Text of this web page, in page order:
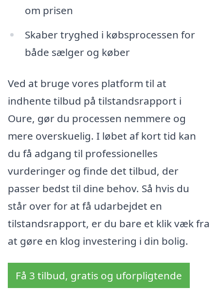
om prisen
Skaber tryghed i købsprocessen for
både sælger og køber
Ved at bruge vores platform til at
indhente tilbud på tilstandsrapport i
Oure, gør du processen nemmere og
mere overskuelig. I løbet af kort tid kan
du få adgang til professionelles
vurderinger og finde det tilbud, der
passer bedst til dine behov. Så hvis du
står over for at få udarbejdet en
tilstandsrapport, er du bare et klik væk fra
at gøre en klog investering i din bolig.
Få 3 tilbud, gratis og uforpligtende